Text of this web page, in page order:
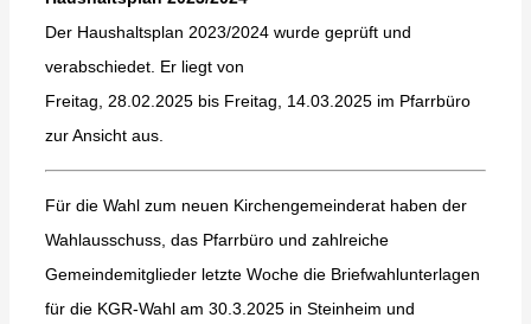
Der Haushaltsplan 2023/2024 wurde geprüft und
verabschiedet. Er liegt von
Freitag, 28.02.2025 bis Freitag, 14.03.2025 im Pfarrbüro
zur Ansicht aus.
Für die Wahl zum neuen Kirchengemeinderat haben der
Wahlausschuss, das Pfarrbüro und zahlreiche
Gemeindemitglieder letzte Woche die Briefwahlunterlagen
für die KGR-Wahl am 30.3.2025 in Steinheim und